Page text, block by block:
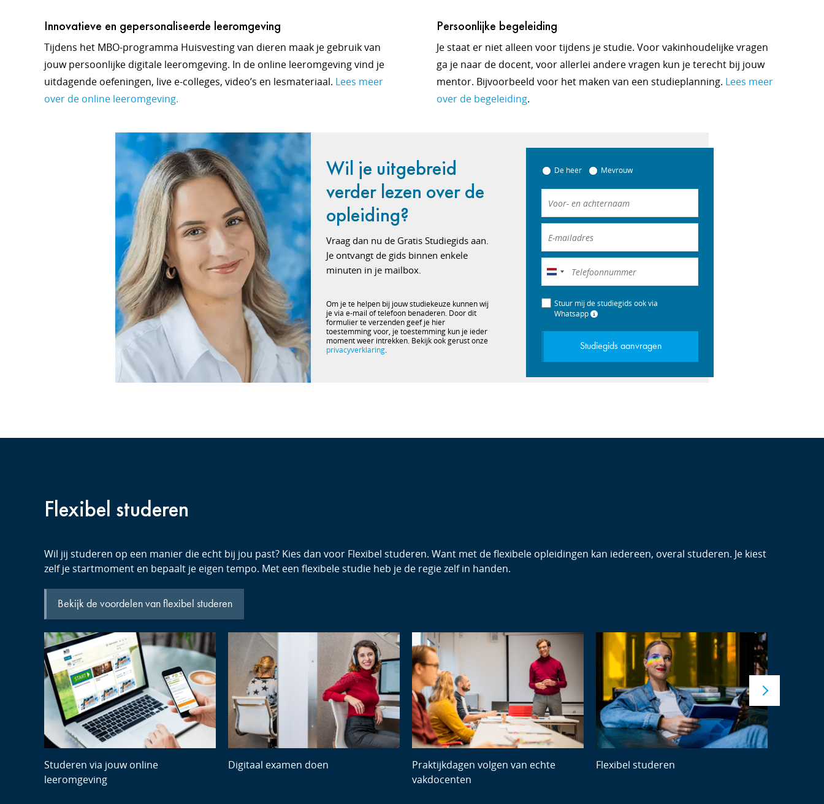
Innovatieve en gepersonaliseerde leeromgeving
Tijdens het MBO-programma Huisvesting van dieren maak je gebruik van
jouw persoonlijke digitale leeromgeving. In de online leeromgeving vind je
uitdagende oefeningen, live e-colleges, video’s en lesmateriaal. Lees meer
over de online leeromgeving.
Persoonlijke begeleiding
Je staat er niet alleen voor tijdens je studie. Voor vakinhoudelijke vragen
ga je naar de docent, voor allerlei andere vragen kun je terecht bij jouw
mentor. Bijvoorbeeld voor het maken van een studieplanning. Lees meer
over de begeleiding.
Wil je uitgebreid
verder lezen over de
opleiding?
Vraag dan nu de Gratis Studiegids aan.
Je ontvangt de gids binnen enkele
minuten in je mailbox.
Om je te helpen bij jouw studiekeuze kunnen wij
je via e-mail of telefoon benaderen. Door dit
formulier te verzenden geef je hier
toestemming voor, je toestemming kun je ieder
moment weer intrekken. Bekijk ook gerust onze
privacyverklaring.
De heer Mevrouw
Nederland
+31
Stuur mij de studiegids ook via
Whatsapp
Studiegids aanvragen
Flexibel studeren
Wil jij studeren op een manier die echt bij jou past? Kies dan voor Flexibel studeren. Want met de flexibele opleidingen kan iedereen, overal studeren. Je kiest
zelf je startmoment en bepaalt je eigen tempo. Met een flexibele studie heb je de regie zelf in handen.
Bekijk de voordelen van flexibel studeren
Studeren via jouw online
leeromgeving
Digitaal examen doen
Praktijkdagen volgen van echte
vakdocenten
Flexibel studeren
Next